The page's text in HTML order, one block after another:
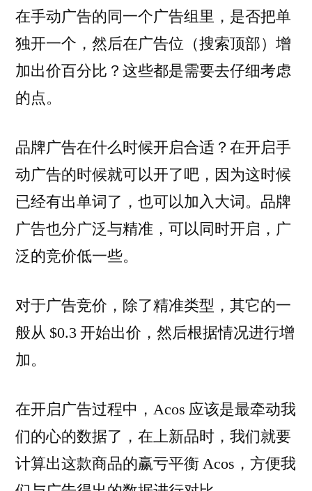
在手动广告的同一个广告组里，是否把单
独开一个，然后在广告位（搜索顶部）增
加出价百分比？这些都是需要去仔细考虑
的点。
品牌广告在什么时候开启合适？在开启手
动广告的时候就可以开了吧，因为这时候
已经有出单词了，也可以加入大词。品牌
广告也分广泛与精准，可以同时开启，广
泛的竞价低一些。
对于广告竞价，除了精准类型，其它的一
般从 $0.3 开始出价，然后根据情况进行增
加。
在开启广告过程中，Acos 应该是最牵动我
们的心的数据了，在上新品时，我们就要
计算出这款商品的赢亏平衡 Acos，方便我